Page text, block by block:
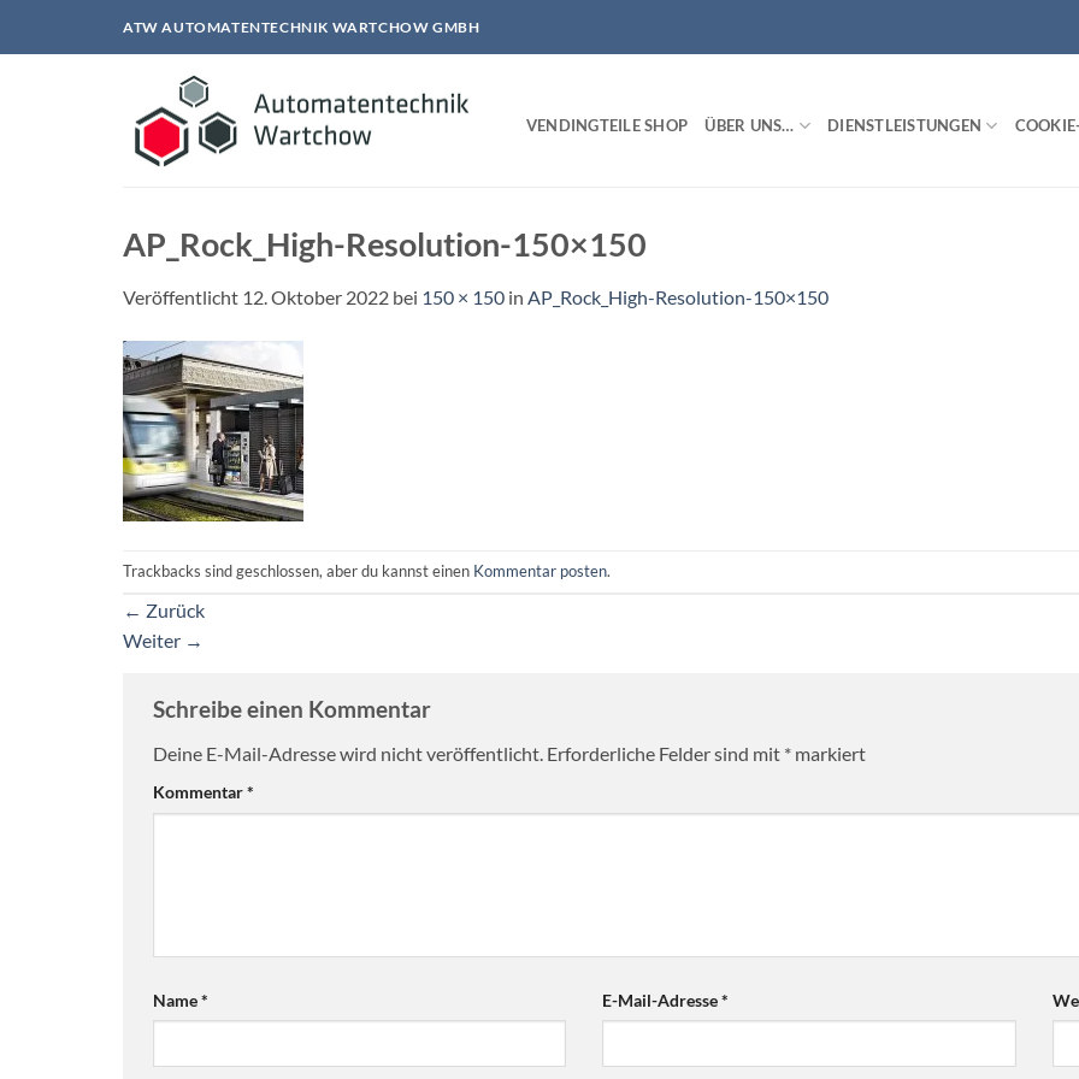
ATW AUTOMATENTECHNIK WARTCHOW GMBH
VENDINGTEILE SHOP ÜBER UNS… DIENSTLEISTUNGEN
AP_Rock_High-Resolution-150×150
Veröffentlicht 12. Oktober 2022 bei 150 × 150 in AP_Rock_High-Resolution-150×150
Trackbacks sind geschlossen, aber du kannst einen Kommentar posten.
← Zurück
Weiter →
Schreibe einen Kommentar
Deine E-Mail-Adresse wird nicht veröffentlicht. Erforderliche Felder sind mit * markiert
Kommentar*
Name* E-Mail-Adresse*